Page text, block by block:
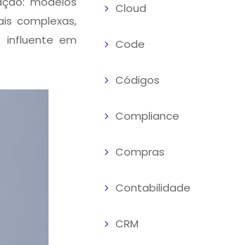
complexas,
influente em
Cloud
Code
Códigos
Compliance
Compras
Contabilidade
CRM